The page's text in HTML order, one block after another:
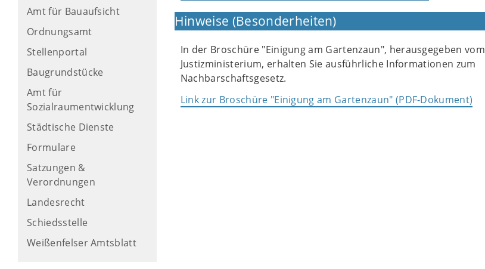
Amt für Bauaufsicht
Ordnungsamt
Stellenportal
Baugrundstücke
Amt für
Sozialraumentwicklung
Städtische Dienste
Formulare
Satzungen &
Verordnungen
Landesrecht
Schiedsstelle
Weißenfelser Amtsblatt
Hinweise (Besonderheiten)
In der Broschüre "Einigung am Gartenzaun", herausgegeben vom
Justizministerium, erhalten Sie ausführliche Informationen zum
Nachbarschaftsgesetz.
Link zur Broschüre "Einigung am Gartenzaun" (PDF-Dokument)